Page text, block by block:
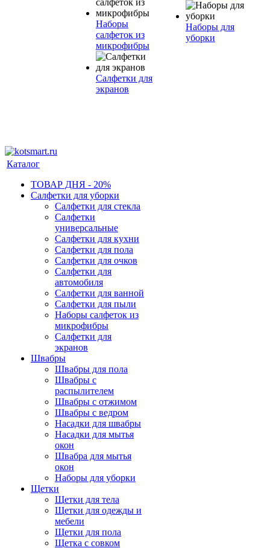
Наборы
салфеток из
микрофибры
Салфетки для
экранов
Наборы для
уборки
Каталог
ТОВАР ДНЯ - 20%
Салфетки для уборки
Салфетки для стекла
Салфетки
универсальные
Салфетки для кухни
Салфетки для пола
Салфетки для очков
Салфетки для
автомобиля
Салфетки для ванной
Салфетки для пыли
Наборы салфеток из
микрофибры
Салфетки для
экранов
Швабры
Швабры для пола
Швабры с
распылителем
Швабры с отжимом
Швабры с ведром
Насадки для швабры
Насадки для мытья
окон
Швабра для мытья
окон
Наборы для уборки
Щетки
Щетки для тела
Щетки для одежды и
мебели
Щетки для пола
Щетка с совком